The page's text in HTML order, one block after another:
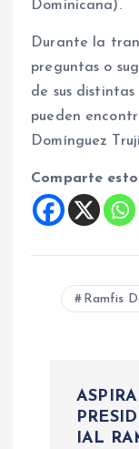
Dominicana).
Durante la
preguntas o
de sus
pueden
Domínguez
Comparte
Ramfis
IAL